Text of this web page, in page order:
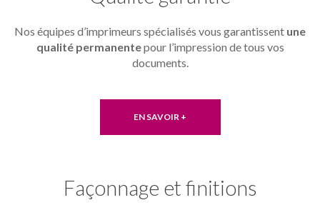
Nos équipes d’imprimeurs spécialisés vous garantissent une
qualité permanentepour l’impression de tous vos
documents.
EN SAVOIR +
Façonnage et finitions